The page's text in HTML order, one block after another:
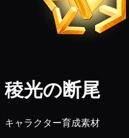
稜光の断尾
キャラクター育成素材